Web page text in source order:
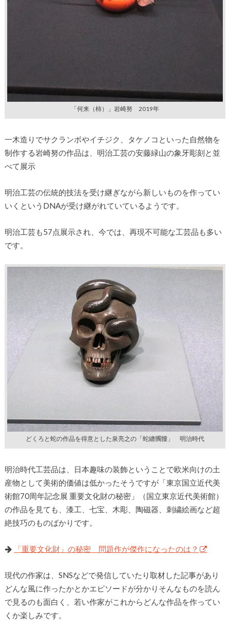
「何来（柿）」岩崎努 2019年
一木造りでサクランボやイチジク、タケノコといった自然物を
制作する岩崎努の作品は、明治工芸の安藤緑山の象牙彫刻と並
べて展示
明治工芸の伝統的技法を受け継ぎながら新しいものを作ってい
いくというDNAが受け継がれていているようです。
明治工芸も57点展示され、今では、再現不可能な工芸品も多い
です。
どくろと蛇の作品を得意とした泉亮之の「蛇纏髑髏」 明治時代
明治時代工芸品は、日本趣味の装飾ということで欧米向けの土
産物として美術的価値は低かったそうですが「東京国立近代美
術館70周年記念展 重要文化財の秘密」（国立東京近代美術館）
の作品を見ても、漆工、七宝、木彫、陶磁器、刺繍絵画など超
絶技巧のものばかりです。
「重要文化財」の秘密 問題作が傑作になったのは？
現代の作家は、SNSなどで発信していたり取材した記事があり
どんな風に作ったかとかエピソードが分かりそんなものを読ん
で見るのも面白く、若い作家がこれからどんな作品を作ってい
くか楽しみです。